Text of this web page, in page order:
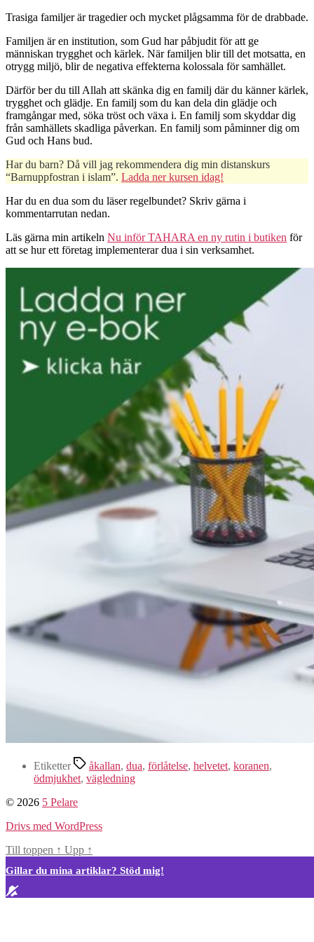
Trasiga familjer är tragedier och mycket plågsamma för de drabbade.
Familjen är en institution, som Gud har påbjudit för att ge
människan trygghet och kärlek. När familjen blir till det motsatta, en
otrygg miljö, blir de negativa effekterna kolossala för samhället.
Därför ber du till Allah att skänka dig en familj där du känner kärlek,
trygghet och glädje. En familj som du kan dela din glädje och
framgångar med, söka tröst och växa i. En familj som skyddar dig
från samhällets skadliga påverkan. En familj som påminner dig om
Gud och Hans bud.
Har du barn? Då vill jag rekommendera dig min distanskurs
“Barnuppfostran i islam”. Ladda ner kursen idag!
Har du en dua som du läser regelbundet? Skriv gärna i
kommentarrutan nedan.
Läs gärna min artikeln Nu inför TAHARA en ny rutin i butiken för
att se hur ett företag implementerar dua i sin verksamhet.
Etiketter åkallan, dua, förlåtelse, helvetet, koranen,
ödmjukhet, vägledning
© 2026 5 Pelare
Drivs med WordPress
Till toppen ↑ Upp ↑
Gillar du mina artiklar? Stöd mig!